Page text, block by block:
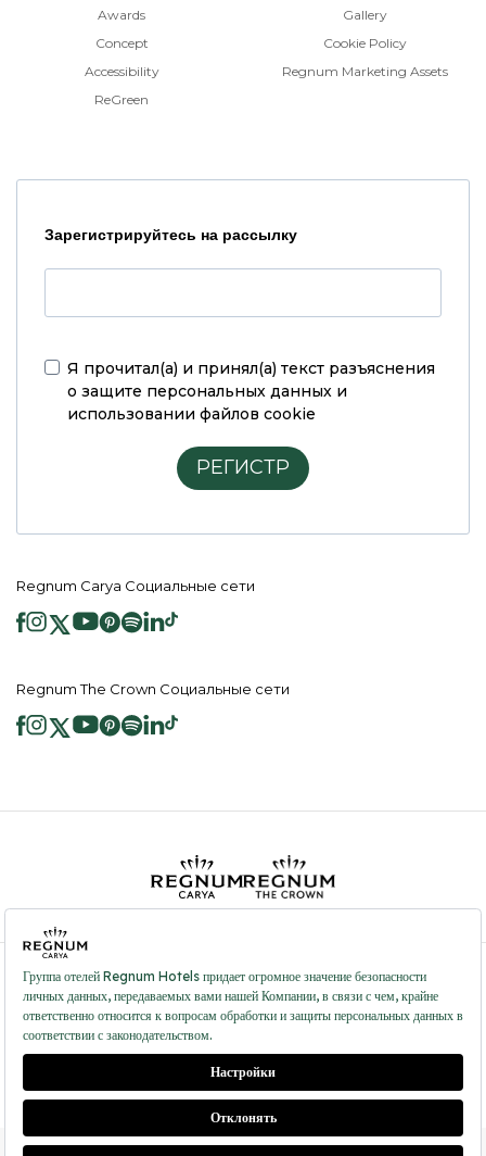
Awards
Concept
Accessibility
ReGreen
Gallery
Cookie Policy
Regnum Marketing Assets
Зарегистрируйтесь на рассылку
Я прочитал(а) и принял(а) текст разъяснения
о защите персональных данных и
использовании файлов cookie
РЕГИСТР
Regnum Carya Социальные сети
Regnum The Crown Социальные сети
2026 ® Regnum Hotels. Все права защищены.
Политика в отношении
файлов cookie
Главная
страница
Информационные